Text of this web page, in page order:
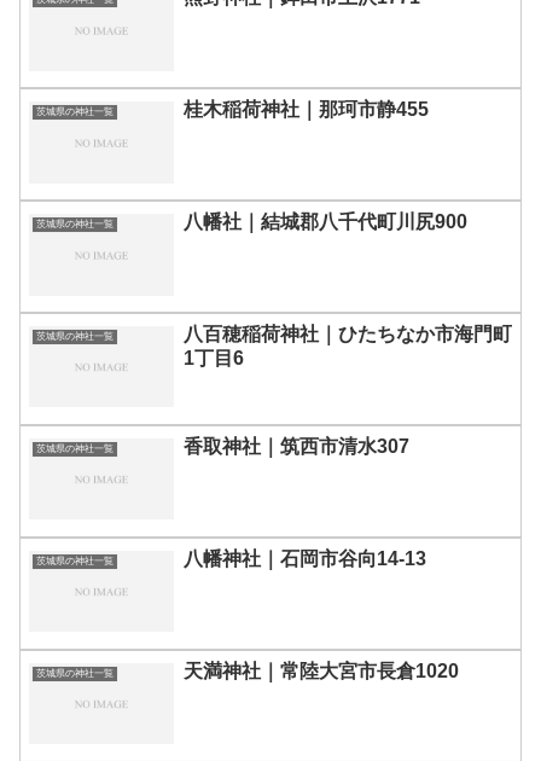
茨城県の神社一覧 桂木稲荷神社｜那珂市静455
茨城県の神社一覧 八幡社｜結城郡八千代町川尻900
茨城県の神社一覧
八百穂稲荷神社｜ひたちなか市海門町
1丁目6
茨城県の神社一覧 香取神社｜筑西市清水307
茨城県の神社一覧 八幡神社｜石岡市谷向14-13
茨城県の神社一覧 天満神社｜常陸大宮市長倉1020